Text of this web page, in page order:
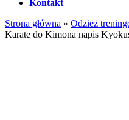
Kontakt
Strona główna » Odzież
Karate do Kimona napis